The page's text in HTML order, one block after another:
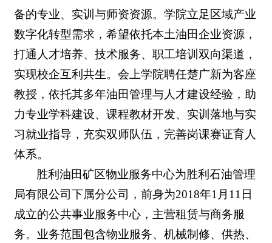
备的专业、实训与师资资源。学院立足区域产业
数字化转型需求，希望依托本土油田企业资源，
打通人才培养、技术服务、职工培训双向渠道，
实现校企互利共生。会上学院聘任楚广新为客座
教授，依托其多年油田管理与人才建设经验，助
力专业学科建设、课程教材开发、实训落地与实
习就业指导，充实双师队伍，完善岗课赛证育人
体系。
胜利油田矿区物业服务中心为胜利石油管理
局有限公司下属分公司，前身为2018年1月11日
成立的公共事业服务中心，主营租赁与商务服
务。业务范围包含物业服务、机械制修、供热、